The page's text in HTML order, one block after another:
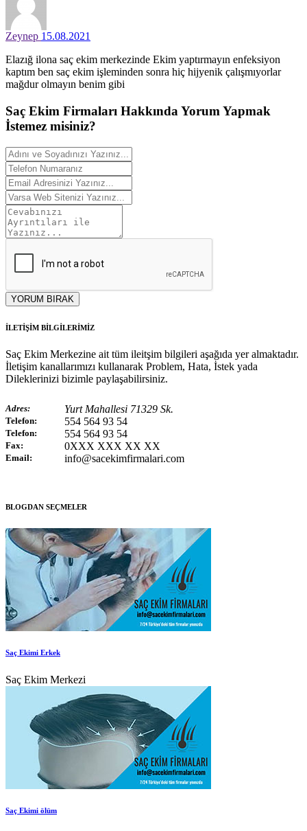
Zeynep 15.08.2021
Elazığ ilona saç ekim merkezinde Ekim yaptırmayın enfeksiyon
kaptım ben saç ekim işleminden sonra hiç hijyenik çalışmıyorlar
mağdur olmayın benim gibi
Saç Ekim Firmaları Hakkında Yorum Yapmak
İstemez misiniz?
YORUM BIRAK
İLETİŞİM BİLGİLERİMİZ
Saç Ekim Merkezine ait tüm ileitşim bilgileri aşağıda yer almaktadır.
İletişim kanallarımızı kullanarak Problem, Hata, İstek yada
Dileklerinizi bizimle paylaşabilirsiniz.
Adres: Yurt Mahallesi 71329 Sk.
Telefon: 554 564 93 54
Telefon: 554 564 93 54
Fax: 0XXX XXX XX XX
Email: info@sacekimfirmalari.com
BLOGDAN SEÇMELER
Saç Ekimi Erkek
Saç Ekim Merkezi
Saç Ekimi ölüm